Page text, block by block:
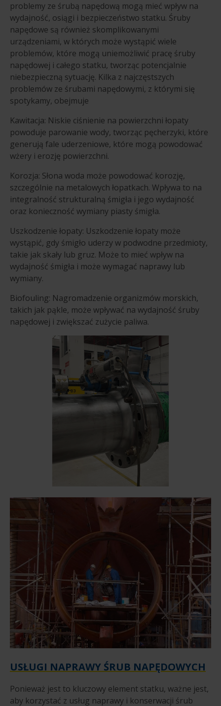
problemy ze śrubą napędową mogą mieć wpływ na
wydajność, osiągi i bezpieczeństwo statku. Śruby
napędowe są również skomplikowanymi
urządzeniami, w których może wystąpić wiele
problemów, które mogą uniemożliwić pracę śruby
napędowej i całego statku, tworząc potencjalnie
niebezpieczną sytuację. Kilka z najczęstszych
problemów ze śrubami napędowymi, z którymi się
spotykamy, obejmuje
Kawitacja: Niskie ciśnienie na powierzchni łopaty
powoduje parowanie wody, tworząc pęcherzyki, które
generują fale uderzeniowe, które mogą powodować
wżery i erozję powierzchni.
Korozja: Słona woda może powodować korozję,
szczególnie na metalowych łopatkach. Wpływa to na
integralność strukturalną śmigła i jego wydajność
oraz konieczność wymiany piasty śmigła.
Uszkodzenie łopaty: Uszkodzenie łopaty może
wystąpić, gdy śmigło uderzy w podwodne przedmioty,
takie jak skały lub gruz. Może to mieć wpływ na
wydajność śmigła i może wymagać naprawy lub
wymiany.
Biofouling: Nagromadzenie organizmów morskich,
takich jak pąkle, może wpływać na wydajność śruby
napędowej i zwiększać zużycie paliwa.
USŁUGI NAPRAWY ŚRUB NAPĘDOWYCH
Ponieważ jest to kluczowy element statku, ważne jest,
aby korzystać z usług naprawy i konserwacji śrub